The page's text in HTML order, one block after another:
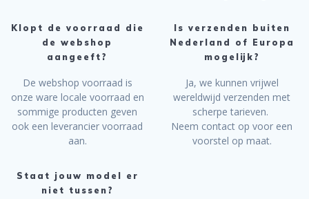
Klopt de voorraad die
de webshop
aangeeft?
De webshop voorraad is
onze ware locale voorraad en
sommige producten geven
ook een leverancier voorraad
aan.
Is verzenden buiten
Nederland of Europa
mogelijk?
Ja, we kunnen vrijwel
wereldwijd verzenden met
scherpe tarieven.
Neem contact op voor een
voorstel op maat.
Staat jouw model er
niet tussen?